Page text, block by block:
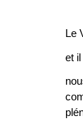
Le
et